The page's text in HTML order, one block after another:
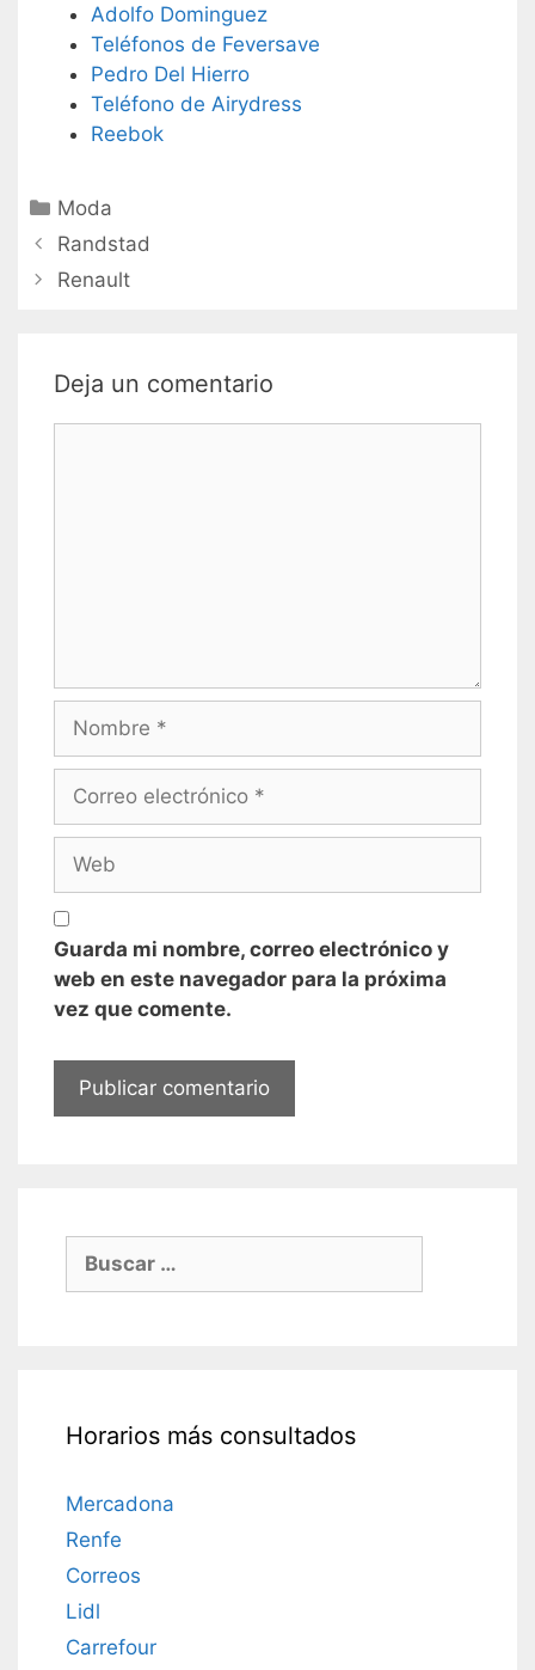
Adolfo Dominguez
Teléfonos de Feversave
Pedro Del Hierro
Teléfono de Airydress
Reebok
Categorías
Moda
Navegación
de
Randstad
Renault
Deja un comentario
electrónico
Guarda mi nombre, correo electrónico y
web en este navegador para la próxima
vez que comente.
Buscar:
Horarios más consultados
Mercadona
Renfe
Correos
Lidl
Carrefour